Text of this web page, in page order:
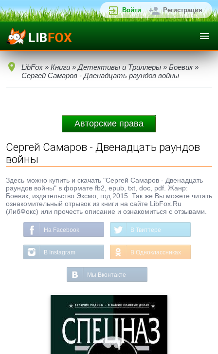
Войти Регистрация
LibFox » Книги » Детективы и Триллеры » Боевик»
Сергей Самаров - Двенадцать раундов войны
Авторские права
Сергей Самаров - Двенадцать раундов
войны
Здесь можно купить и скачать "Сергей Самаров - Двенадцать
раундов войны" в формате fb2, epub, txt, doc, pdf. Жанр:
Боевик, издательство Эксмо, год 2015. Так же Вы можете читать
ознакомительный отрывок из книги на сайте LibFox.Ru
(ЛибФокс) или прочесть описание и ознакомиться с отзывами.
На Facebook В Твиттере
В Instagram В Одноклассниках
Мы Вконтакте